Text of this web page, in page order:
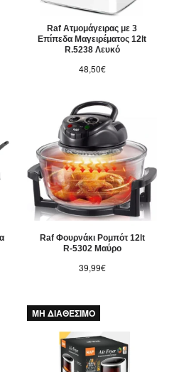
Raf Ατμομάγειρας με 3
Επίπεδα Μαγειρέματος 12lt
R.5238 Λευκό
48,50€
Raf Φουρνάκι Ρομπότ 12lt
R-5302 Μαύρο
39,99€
ΜΗ ΔΙΑΘΕΣΙΜΟ